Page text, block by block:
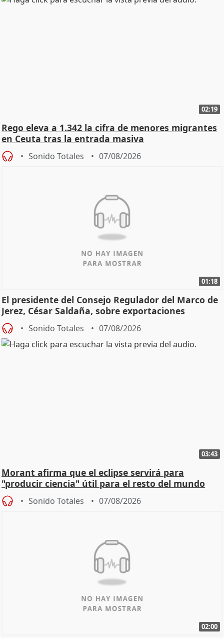
02:19
Rego eleva a 1.342 la cifra de menores migrantes
en Ceuta tras la entrada masiva
Sonido Totales 07/08/2026
01:18
El presidente del Consejo Regulador del Marco de
Jerez, César Saldaña, sobre exportaciones
Sonido Totales 07/08/2026
03:43
Morant afirma que el eclipse servirá para
"producir ciencia" útil para el resto del mundo
Sonido Totales 07/08/2026
02:00